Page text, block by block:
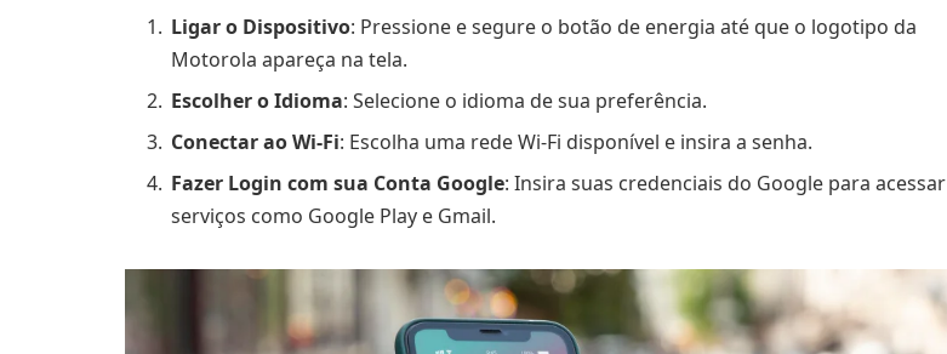
Ligar o Dispositivo: Pressione e segure o botão de energia até que o logotipo da
Motorola apareça na tela.
Escolher o Idioma: Selecione o idioma de sua preferência.
Conectar ao Wi-Fi: Escolha uma rede Wi-Fi disponível e insira a senha.
Fazer Login com sua Conta Google: Insira suas credenciais do Google para acessar
serviços como Google Play e Gmail.